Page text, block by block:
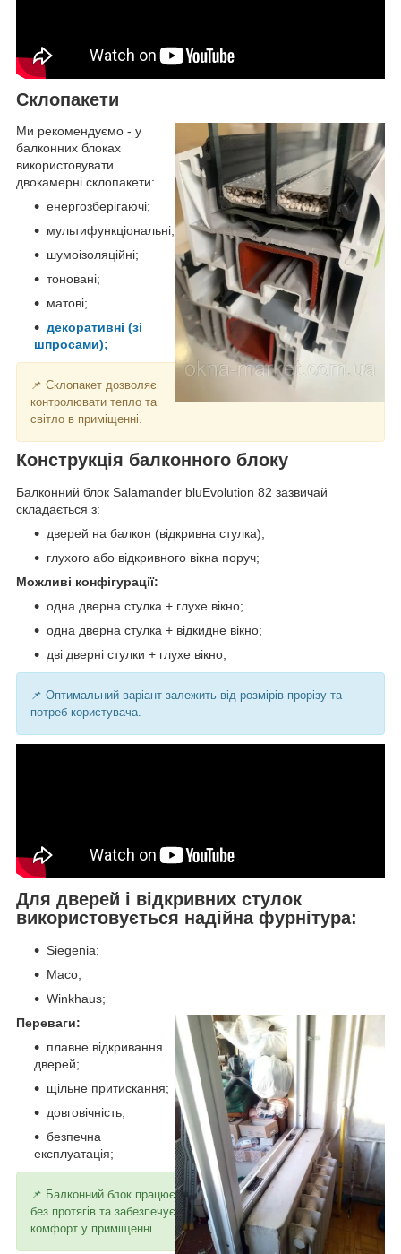
Склопакети
Ми рекомендуємо - у
балконних блоках
використовувати
двокамерні склопакети:
енергозберігаючі;
мультифункціональні;
шумоізоляційні;
тоновані;
матові;
декоративні (зі
шпросами);
📌 Склопакет дозволяє
контролювати тепло та
світло в приміщенні.
Конструкція балконного блоку
Балконний блок Salamander bluEvolution 82 зазвичай
складається з:
дверей на балкон (відкривна стулка);
глухого або відкривного вікна поруч;
Можливі конфігурації:
одна дверна стулка + глухе вікно;
одна дверна стулка + відкидне вікно;
дві дверні стулки + глухе вікно;
📌 Оптимальний варіант залежить від розмірів прорізу та
потреб користувача.
Для дверей і відкривних стулок
використовується надійна фурнітура:
Siegenia;
Maco;
Winkhaus;
Переваги:
плавне відкривання
дверей;
щільне притискання;
довговічність;
безпечна
експлуатація;
📌 Балконний блок працює
без протягів та забезпечує
комфорт у приміщенні.